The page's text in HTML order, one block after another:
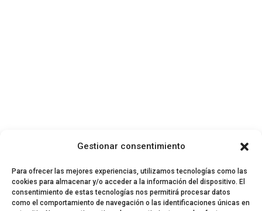
Gestionar consentimiento
Para ofrecer las mejores experiencias, utilizamos tecnologías como las
cookies para almacenar y/o acceder a la información del dispositivo. El
consentimiento de estas tecnologías nos permitirá procesar datos
como el comportamiento de navegación o las identificaciones únicas en